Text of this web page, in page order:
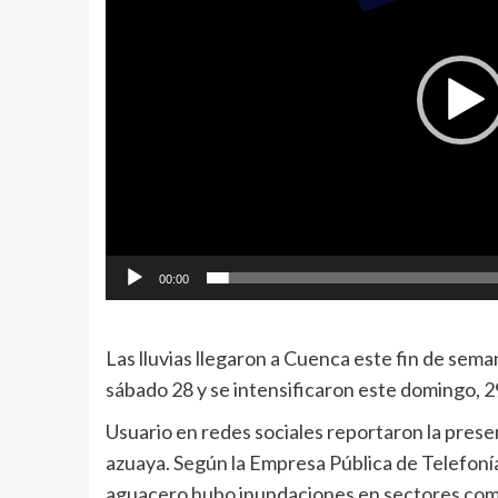
00:00
Las lluvias llegaron a Cuenca este fin de
sábado 28 y se intensificaron este domingo,
Usuario en redes sociales reportaron la
azuaya. Según la Empresa Pública de